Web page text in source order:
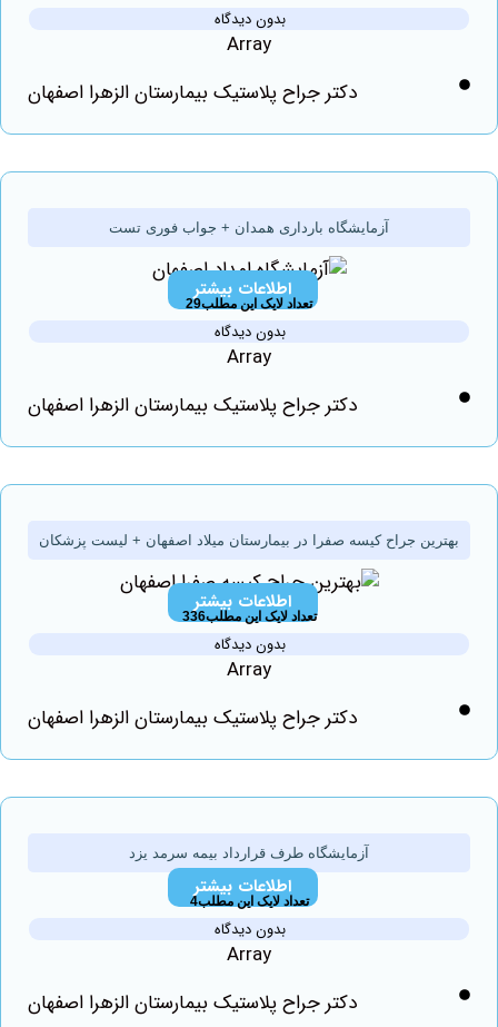
بدون دیدگاه
دکتر جراح پلاستیک بیمارستان الزهرا اصفهان
آزمایشگاه بارداری همدان + جواب فوری تست
اطلاعات بیشتر
تعداد لایک این مطلب29
بدون دیدگاه
دکتر جراح پلاستیک بیمارستان الزهرا اصفهان
جراح کیسه صفرا در بیمارستان میلاد اصفهان + لیست پزشکان
اطلاعات بیشتر
تعداد لایک این مطلب336
بدون دیدگاه
دکتر جراح پلاستیک بیمارستان الزهرا اصفهان
آزمایشگاه طرف قرارداد بیمه سرمد یزد
اطلاعات بیشتر
تعداد لایک این مطلب4
بدون دیدگاه
دکتر جراح پلاستیک بیمارستان الزهرا اصفهان